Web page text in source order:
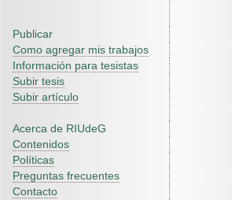
Publicar
Como agregar mis trabajos
Información para tesistas
Subir tesis
Subir artículo
Acerca de RIUdeG
Contenidos
Políticas
Preguntas frecuentes
Contacto